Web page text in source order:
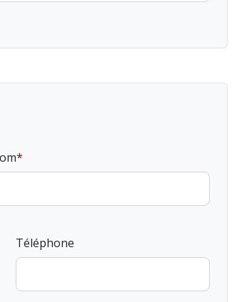
Téléphone